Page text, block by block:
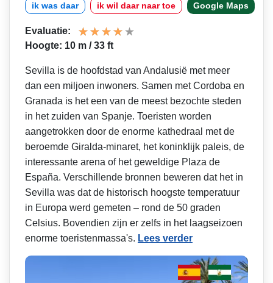
ik was daar ik wil daar naar toe Google Maps
Evaluatie:
Hoogte: 10 m / 33 ft
Sevilla is de hoofdstad van Andalusië met meer
dan een miljoen inwoners. Samen met Cordoba en
Granada is het een van de meest bezochte steden
in het zuiden van Spanje. Toeristen worden
aangetrokken door de enorme kathedraal met de
beroemde Giralda-minaret, het koninklijk paleis, de
interessante arena of het geweldige Plaza de
España. Verschillende bronnen beweren dat het in
Sevilla was dat de historisch hoogste temperatuur
in Europa werd gemeten – rond de 50 graden
Celsius. Bovendien zijn er zelfs in het laagseizoen
enorme toeristenmassa's. Lees verder